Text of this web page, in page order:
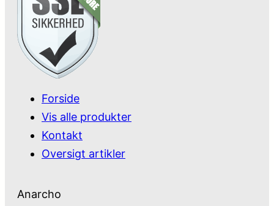
Forside
Vis alle produkter
Kontakt
Oversigt artikler
Anarcho